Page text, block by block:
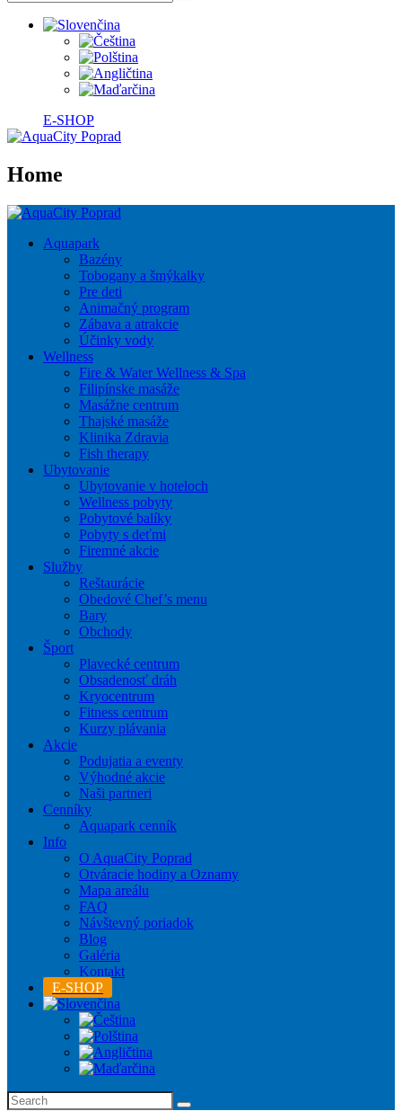
E-SHOP
Home
Aquapark
Bazény
Tobogany a šmýkalky
Pre deti
Animačný program
Zábava a atrakcie
Účinky vody
Wellness
Fire & Water Wellness & Spa
Filipínske masáže
Masážne centrum
Thajské masáže
Klinika Zdravia
Fish therapy
Ubytovanie
Ubytovanie v hoteloch
Wellness pobyty
Pobytové balíky
Pobyty s deťmi
Firemné akcie
Služby
Reštaurácie
Obedové Chef’s menu
Bary
Obchody
Šport
Plavecké centrum
Obsadenosť dráh
Kryocentrum
Fitness centrum
Kurzy plávania
Akcie
Podujatia a eventy
Výhodné akcie
Naši partneri
Cenníky
Aquapark cenník
Info
O AquaCity Poprad
Otváracie hodiny a Oznamy
Mapa areálu
FAQ
Návštevný poriadok
Blog
Galéria
Kontakt
E-SHOP